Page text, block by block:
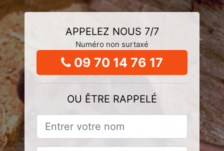
APPELEZ NOUS 7/7
Numéro non surtaxé
09 70 14 76 17
OU ÊTRE RAPPELÉ